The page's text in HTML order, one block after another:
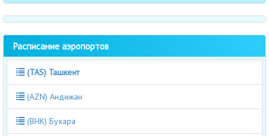
Расписание аэропортов
(TAS) Ташкент
(AZN) Андижан
(BHK) Бухара